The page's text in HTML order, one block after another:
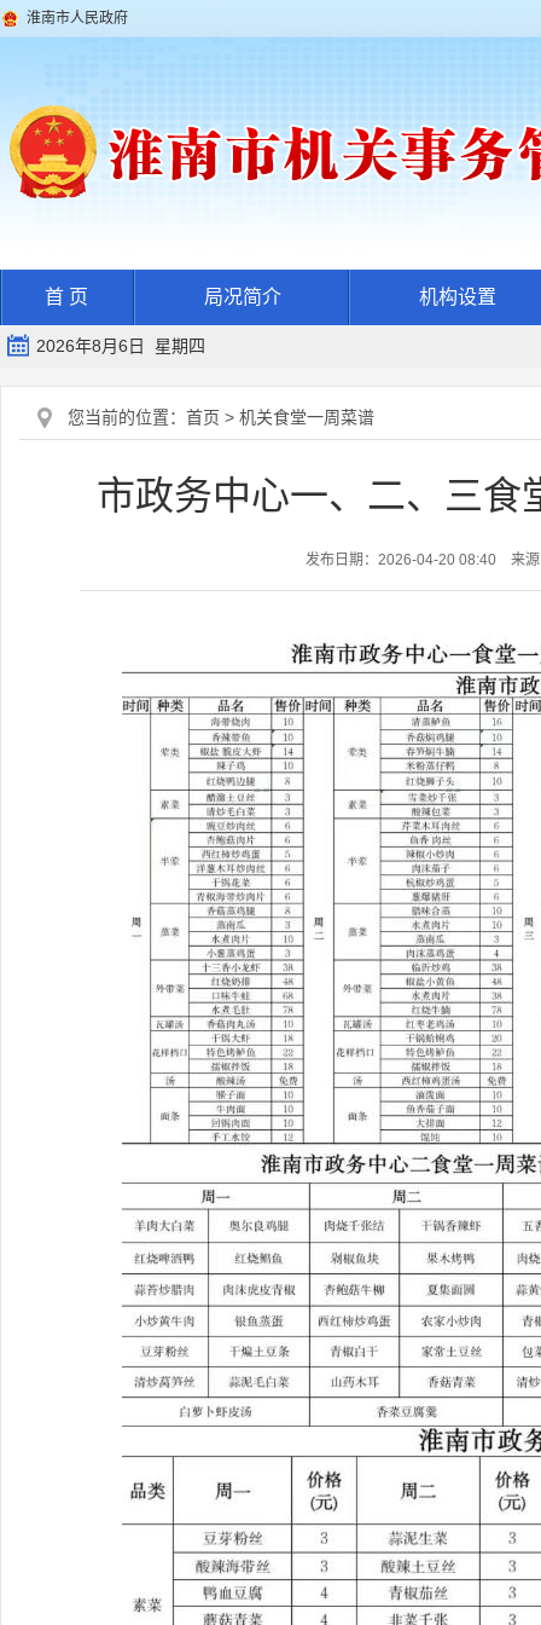
淮南市人民政府
首 页 局况简介 机构设置
2026年8月6日 星期四
您当前的位置： 首页 > 机关食堂一周菜谱
市政务中心一、二、三食
发布日期：2026-04-20 08:40 来